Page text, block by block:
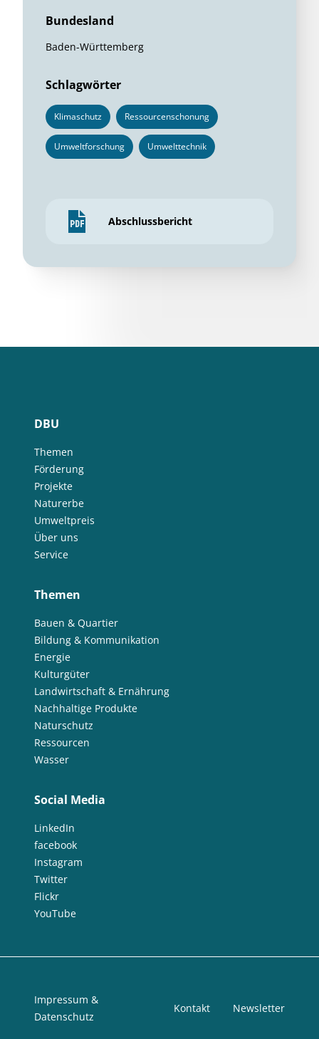
Bundesland
Baden-Württemberg
Schlagwörter
Klimaschutz Ressourcenschonung
Umweltforschung Umwelttechnik
Abschlussbericht
DBU
Themen
Förderung
Projekte
Naturerbe
Umweltpreis
Über uns
Service
Themen
Bauen & Quartier
Bildung & Kommunikation
Energie
Kulturgüter
Landwirtschaft & Ernährung
Nachhaltige Produkte
Naturschutz
Ressourcen
Wasser
Social Media
LinkedIn
facebook
Instagram
Twitter
Flickr
YouTube
Impressum &
Datenschutz
Kontakt Newsletter